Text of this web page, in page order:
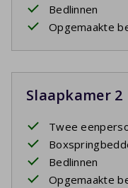
Bedlinnen
Opgemaakte
Slaapkamer 2
Twee
Bedlinnen
Opgemaakte